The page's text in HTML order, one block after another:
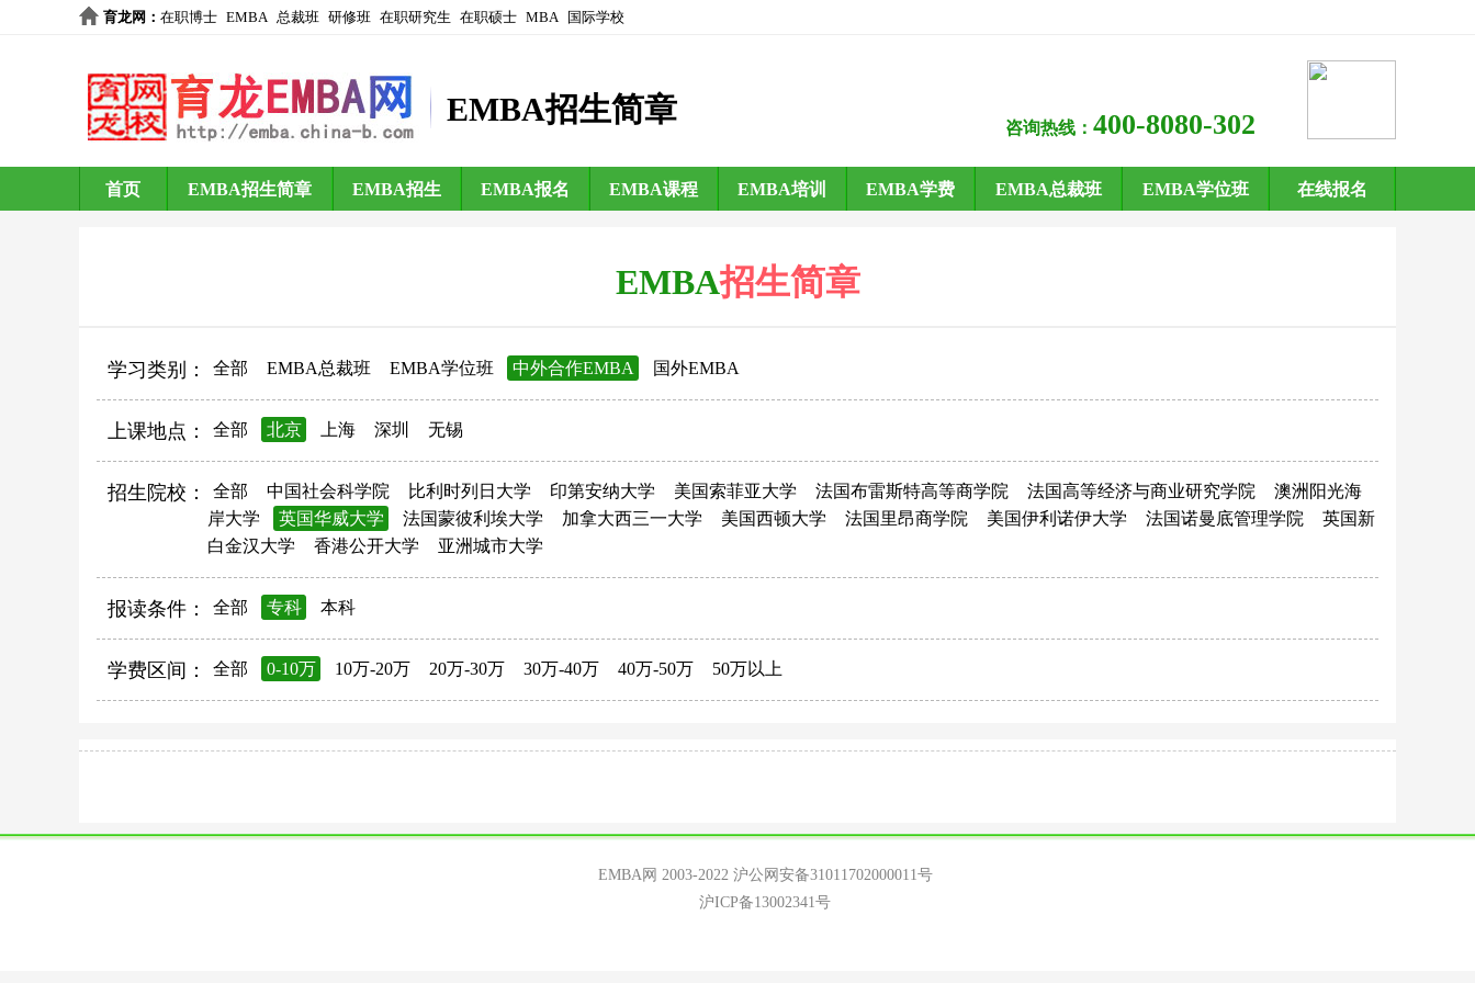
育龙网 ： 在职博士 EMBA 总裁班 研修班 在职研究生 在职硕士 MBA 国际学校
EMBA招生简章
咨询热线： 400-8080-302
首页 EMBA招生简章 EMBA招生 EMBA报名 EMBA课程 EMBA培训 EMBA学费 EMBA总裁班 EMBA学位班 在线报名
EMBA招生简章
学习类别： 全部 EMBA总裁班 EMBA学位班 中外合作EMBA 国外EMBA
上课地点： 全部 北京 上海 深圳 无锡
招生院校： 全部 中国社会科学院 比利时列日大学 印第安纳大学 美国索菲亚大学 法国布雷斯特高等商学院 法国高等经济与商业研究学院
澳洲阳光海
岸大学
英国华威大学 法国蒙彼利埃大学 加拿大西三一大学 美国西顿大学 法国里昂商学院 美国伊利诺伊大学 法国诺曼底管理学院
英国新
白金汉大学
香港公开大学 亚洲城市大学
报读条件： 全部 专科 本科
学费区间： 全部 0-10万 10万-20万 20万-30万 30万-40万 40万-50万 50万以上
EMBA网 2003-2022 沪公网安备31011702000011号
沪ICP备13002341号